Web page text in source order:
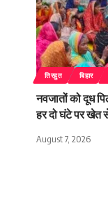
तिरहुत बिहार
नवजातों को दूध
हर दो घंटे पर खेत
August 7, 2026